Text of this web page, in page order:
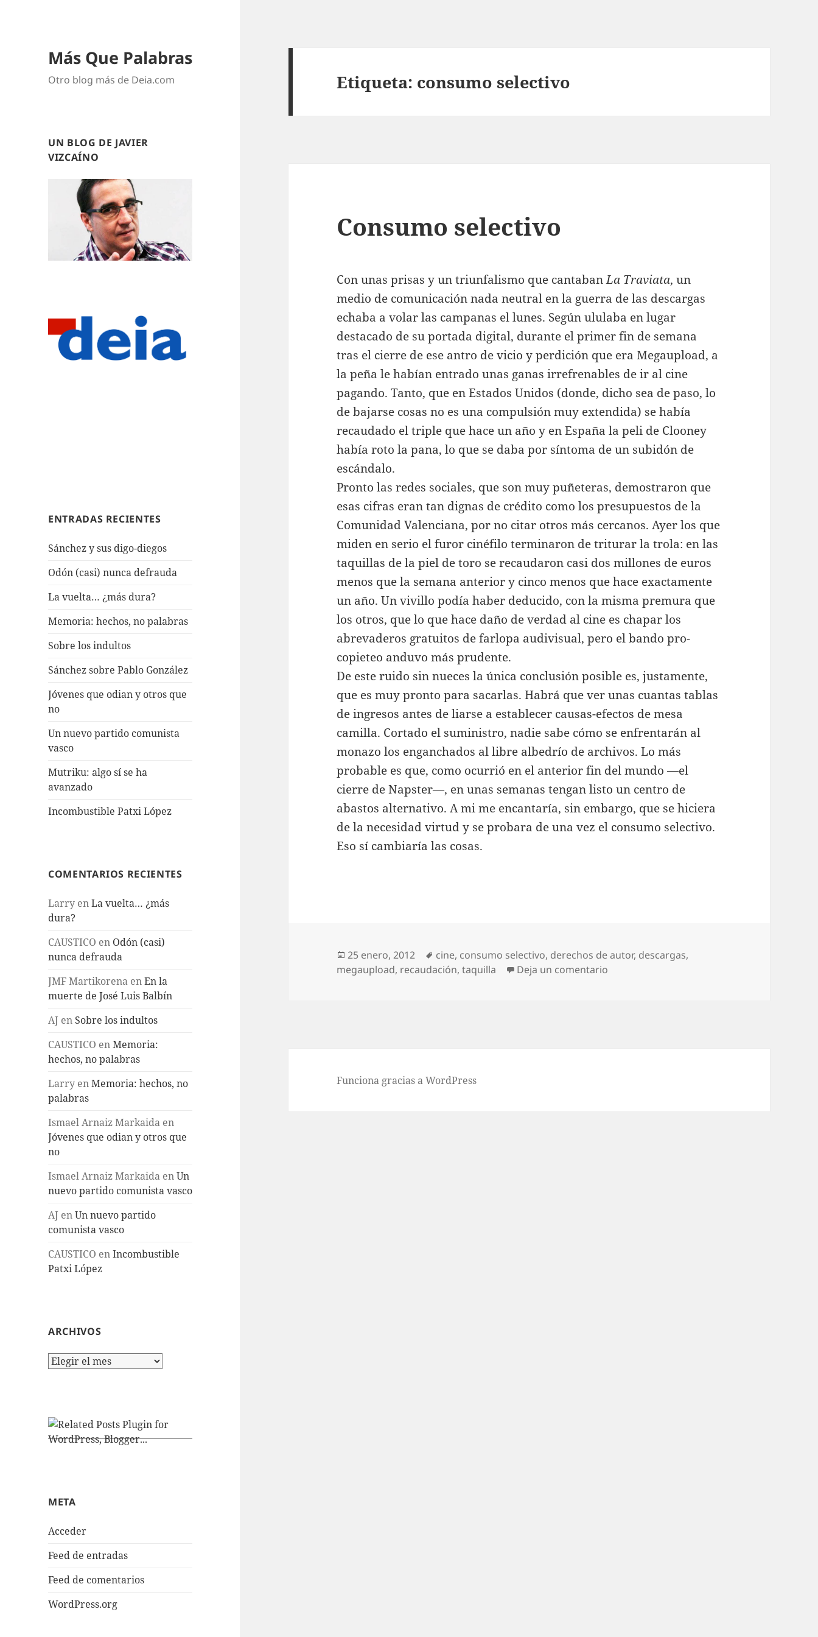
Más Que Palabras
Otro blog más de Deia.com
UN BLOG DE JAVIER
VIZCAÍNO
ENTRADAS RECIENTES
Sánchez y sus digo-diegos
Odón (casi) nunca defrauda
La vuelta… ¿más dura?
Memoria: hechos, no palabras
Sobre los indultos
Sánchez sobre Pablo González
Jóvenes que odian y otros que
no
Un nuevo partido comunista
vasco
Mutriku: algo sí se ha
avanzado
Incombustible Patxi López
COMENTARIOS RECIENTES
Larry enLa vuelta… ¿más
dura?
CAUSTICO en Odón (casi)
nunca defrauda
JMF Martikorena enEn la
muerte de José Luis Balbín
AJ en Sobre los indultos
CAUSTICO enMemoria:
hechos, no palabras
Larry enMemoria: hechos, no
palabras
Ismael Arnaiz Markaida en
Jóvenes que odian y otros que
no
Ismael Arnaiz Markaida enUn
nuevo partido comunista vasco
AJ enUn nuevo partido
comunista vasco
CAUSTICO enIncombustible
Patxi López
ARCHIVOS
Archivos
META
Acceder
Feed de entradas
Feed de comentarios
WordPress.org
Etiqueta: consumo selectivo
Consumo selectivo
Con unas prisas y un triunfalismo que cantabanLa Traviata, un
medio de comunicación nada neutral en la guerra de las descargas
echaba a volar las campanas el lunes. Según ululaba en lugar
destacado de su portada digital, durante el primer fin de semana
tras el cierre de ese antro de vicio y perdición que era Megaupload, a
la peña le habían entrado unas ganas irrefrenables de ir al cine
pagando. Tanto, que en Estados Unidos (donde, dicho sea de paso, lo
de bajarse cosas no es una compulsión muy extendida) se había
recaudado el triple que hace un año y en España la peli de Clooney
había roto la pana, lo que se daba por síntoma de un subidón de
escándalo.
Pronto las redes sociales, que son muy puñeteras, demostraron que
esas cifras eran tan dignas de crédito como los presupuestos de la
Comunidad Valenciana, por no citar otros más cercanos. Ayer los que
miden en serio el furor cinéfilo terminaron de triturar la trola: en las
taquillas de la piel de toro se recaudaron casi dos millones de euros
menos que la semana anterior y cinco menos que hace exactamente
un año. Un vivillo podía haber deducido, con la misma premura que
los otros, que lo que hace daño de verdad al cine es chapar los
abrevaderos gratuitos de farlopa audivisual, pero el bando pro-
copieteo anduvo más prudente.
De este ruido sin nueces la única conclusión posible es, justamente,
que es muy pronto para sacarlas. Habrá que ver unas cuantas tablas
de ingresos antes de liarse a establecer causas-efectos de mesa
camilla. Cortado el suministro, nadie sabe cómo se enfrentarán al
monazo los enganchados al libre albedrío de archivos. Lo más
probable es que, como ocurrió en el anterior fin del mundo —el
cierre de Napster—, en unas semanas tengan listo un centro de
abastos alternativo. A mi me encantaría, sin embargo, que se hiciera
de la necesidad virtud y se probara de una vez el consumo selectivo.
Eso sí cambiaría las cosas.
Publicado
el
25 enero, 2012 Etiquetas
cine, consumo selectivo, derechos de autor, descargas,
megaupload, recaudación,taquilla Deja un comentario
Funciona gracias a WordPress